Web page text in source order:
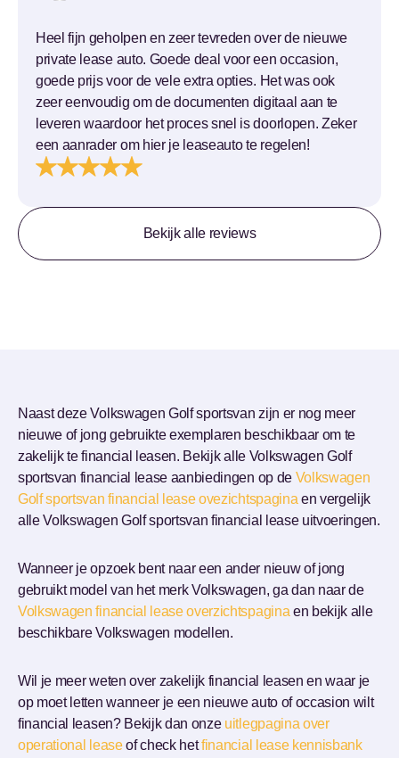
Bekijk alle reviews
Heel fijn geholpen en zeer tevreden over de nieuwe
private lease auto. Goede deal voor een occasion,
goede prijs voor de vele extra opties. Het was ook
zeer eenvoudig om de documenten digitaal aan te
leveren waardoor het proces snel is doorlopen. Zeker
een aanrader om hier je leaseauto te regelen!
Naast deze Volkswagen Golf sportsvan zijn er nog meer
nieuwe of jong gebruikte exemplaren beschikbaar om te
zakelijk te financial leasen. Bekijk alle Volkswagen Golf
sportsvan financial lease aanbiedingen op de Volkswagen
Golf sportsvan financial lease ovezichtspagina en vergelijk
alle Volkswagen Golf sportsvan financial lease uitvoeringen.
Wanneer je opzoek bent naar een ander nieuw of jong
gebruikt model van het merk Volkswagen, ga dan naar de
Volkswagen financial lease overzichtspagina en bekijk alle
beschikbare Volkswagen modellen.
Wil je meer weten over zakelijk financial leasen en waar je
op moet letten wanneer je een nieuwe auto of occasion wilt
financial leasen? Bekijk dan onze uitlegpagina over
operational leaseof check hetfinancial lease kennisbank